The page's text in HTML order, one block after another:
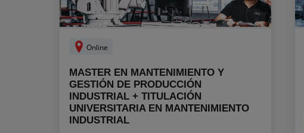
Online
MASTER EN MANTENIMIENTO Y
GESTIÓN DE PRODUCCIÓN
INDUSTRIAL + TITULACIÓN
UNIVERSITARIA EN MANTENIMIENTO
INDUSTRIAL